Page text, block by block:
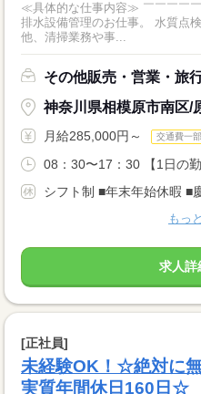
≪具体的な仕事内容≫ ￣￣￣￣
排水設備管理のお仕事。 水質点検
他、清掃業務や事...
その他販売・営業・旅
神奈川県相模原市南区/
月給285,000円～ 交通費一
08：30〜17：30 【1日
シフト制 ■年末年始休暇 ■
もっ
求人詳
[正社員]
未経験OK！☆絶対に
実質年間休日160日☆